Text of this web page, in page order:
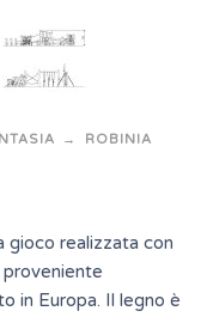
ROBINIA
gioco realizzata con
proveniente
in Europa. Il legno è